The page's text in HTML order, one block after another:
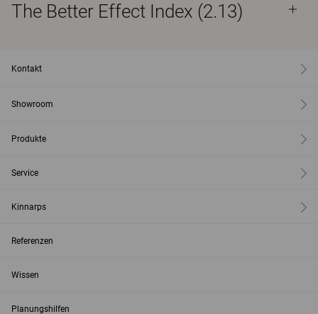
The Better Effect Index (2.13)
Kontakt
Showroom
Produkte
Service
Kinnarps
Referenzen
Wissen
Planungshilfen